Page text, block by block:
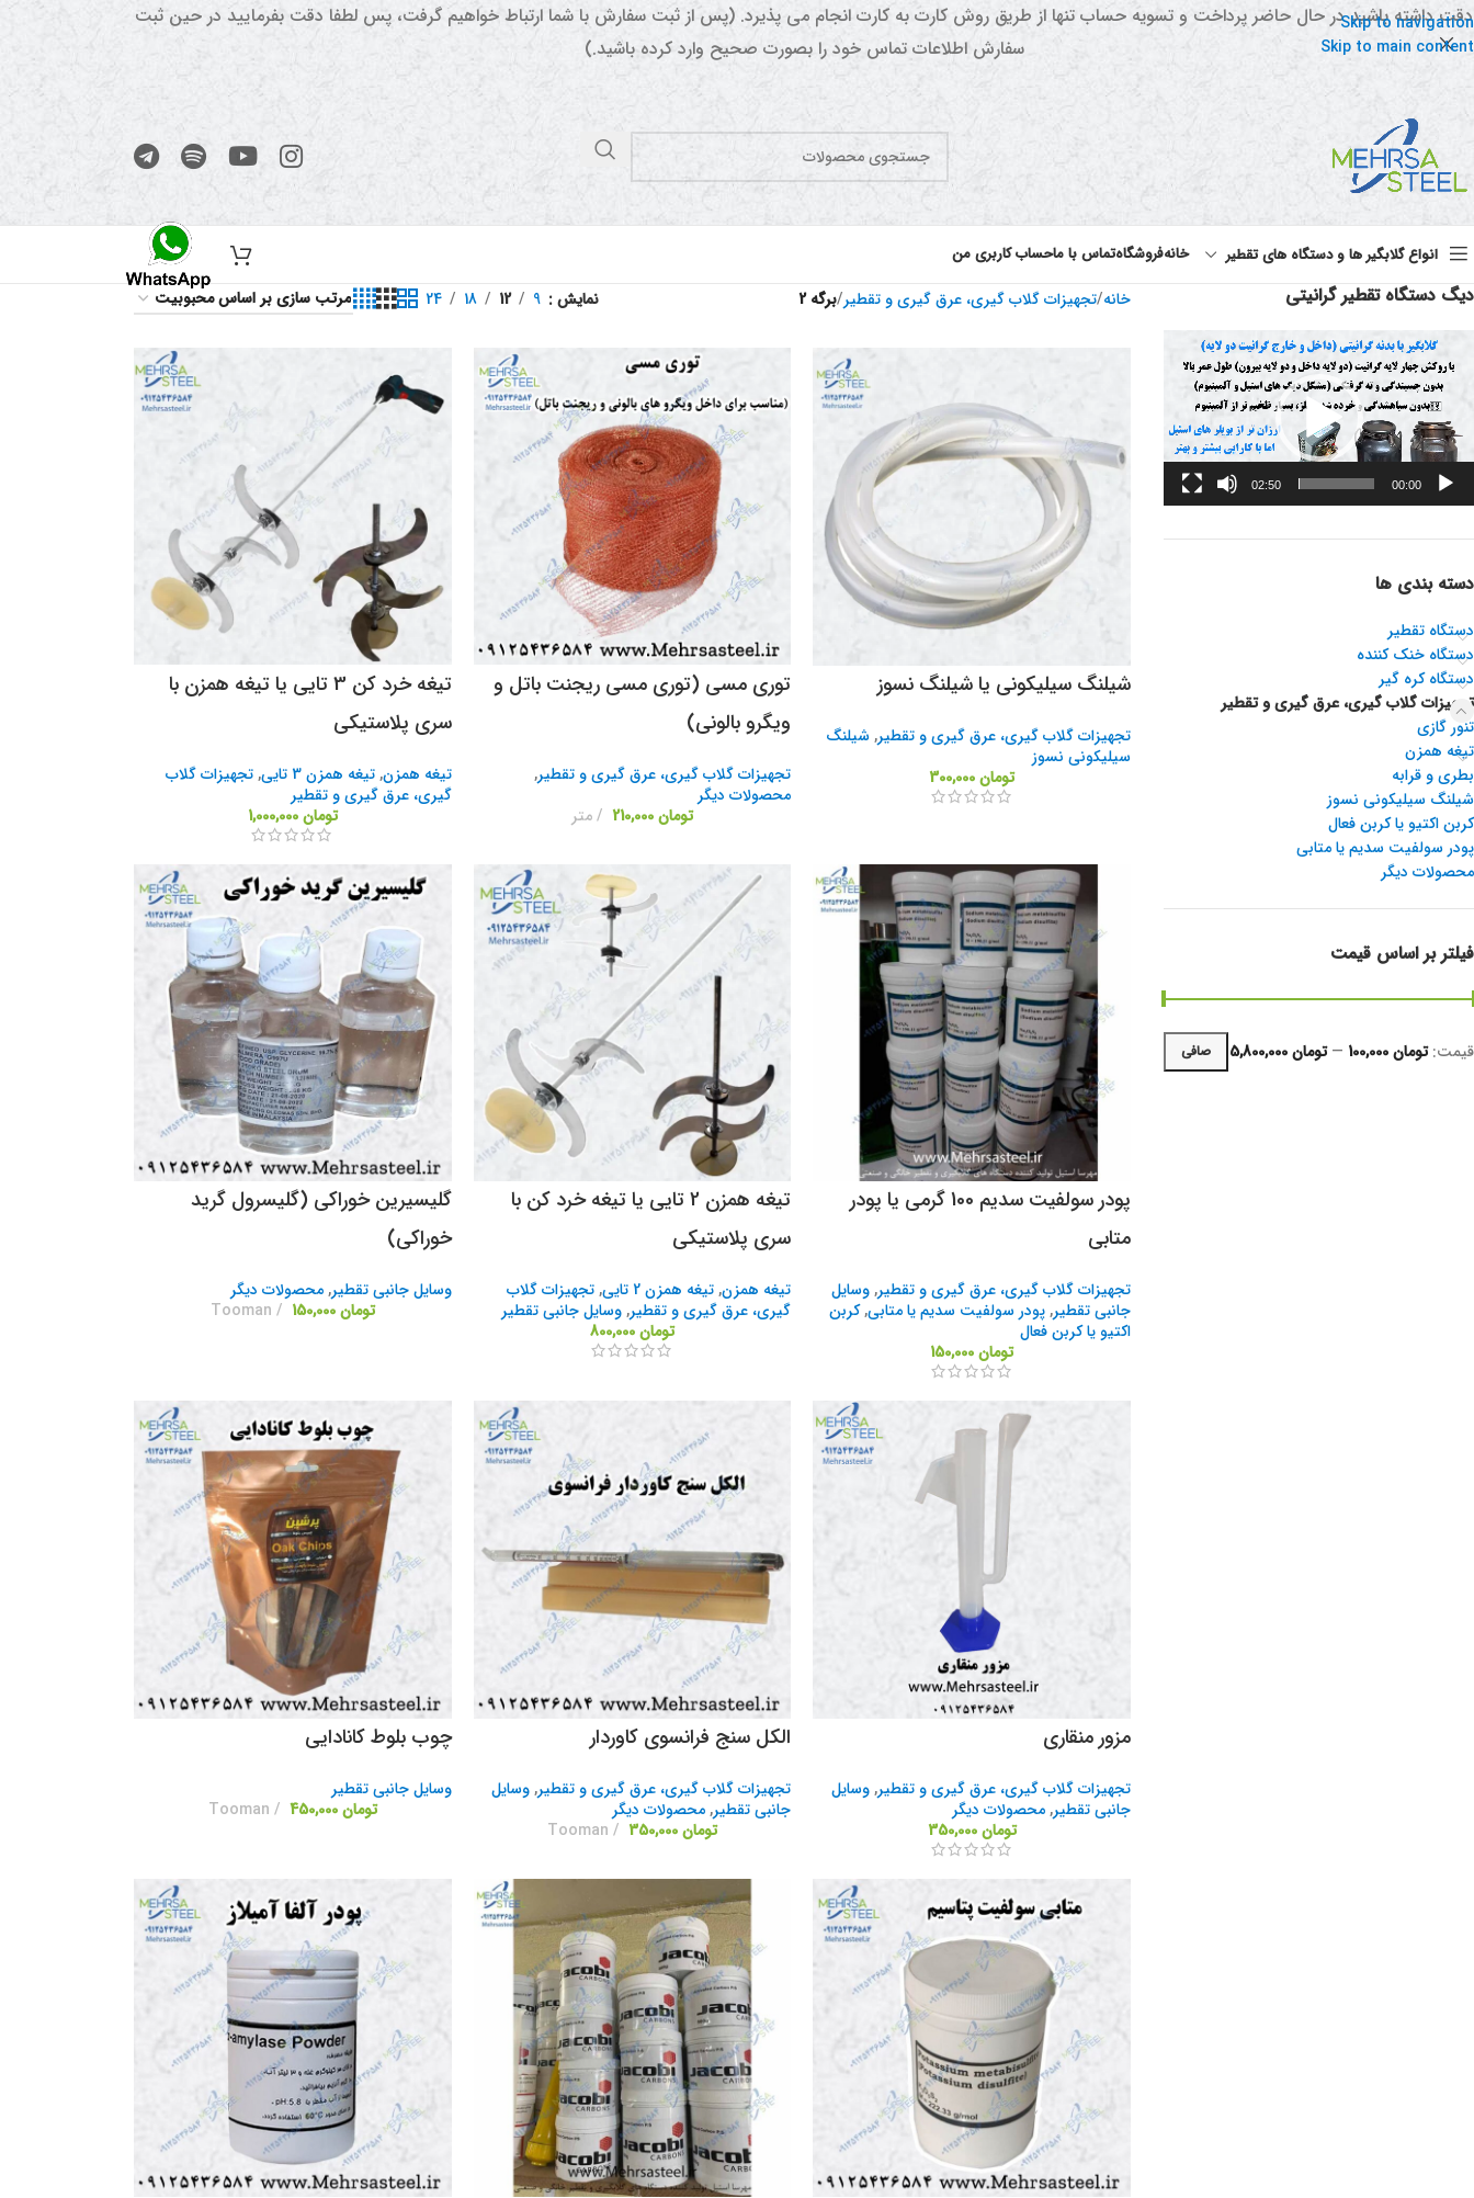
Skip to navigation
Skip to main content
دقت داشته باشید در حال حاضر پرداخت و تسویه حساب تنها از طریق روش کارت به کارت انجام می پذیرد. (پس از ثبت سفارش با شما ارتباط خواهیم گرفت، پس لطفا دقت بفرمایید در حین ثبت
سفارش اطلاعات تماس خود را بصورت صحیح وارد کرده باشید.)
انواع گلابگیر ها و دستگاه های تقطیر خانهفروشگاهتماس با ماحساب کاربری من
دیگ دستگاه تقطیر گرانیتی
نمایشگر
ویدیو
00:00
02:50
دسته بندی ها
دستگاه تقطیر
دستگاه خنک کننده
دستگاه کره گیر
تجهیزات گلاب گیری، عرق گیری و تقطیر
تنور گازی
تیغه همزن
بطری و قرابه
شیلنگ سیلیکونی نسوز
کربن اکتیو یا کربن فعال
پودر سولفیت سدیم یا متابی
محصولات دیگر
فیلتر بر اساس قیمت
صافی قيمت:تومان 100,000 —تومان 5,800,000
خانه/تجهیزات گلاب گیری، عرق گیری و تقطیر/برگه 2 نمایش 9
12
18
24
شیلنگ سیلیکونی یا شیلنگ نسوز
تجهیزات گلاب گیری، عرق گیری و تقطیر,شیلنگ
سیلیکونی نسوز
تومان300,000
توری مسی (توری مسی ریجنت باتل و
ویگرو بالونی)
تجهیزات گلاب گیری، عرق گیری و تقطیر,
محصولات دیگر
تومان210,000 متر
تیغه خرد کن 3 تایی یا تیغه همزن با
سری پلاستیکی
تیغه همزن,تیغه همزن 3 تایی ,تجهیزات گلاب
گیری، عرق گیری و تقطیر
تومان1,000,000
پودر سولفیت سدیم 100 گرمی یا پودر
متابی
تجهیزات گلاب گیری، عرق گیری و تقطیر,وسایل
جانبی تقطیر,پودر سولفیت سدیم یا متابی,کربن
اکتیو یا کربن فعال
تومان150,000
تیغه همزن 2 تایی یا تیغه خرد کن با
سری پلاستیکی
تیغه همزن,تیغه همزن 2 تایی ,تجهیزات گلاب
گیری، عرق گیری و تقطیر,وسایل جانبی تقطیر
تومان800,000
گلیسیرین خوراکی (گلیسرول گرید
خوراکی)
وسایل جانبی تقطیر,محصولات دیگر
تومان150,000
Tooman
مزور منقاری
تجهیزات گلاب گیری، عرق گیری و تقطیر,وسایل
جانبی تقطیر,محصولات دیگر
تومان350,000
الکل سنج فرانسوی کاوردار
تجهیزات گلاب گیری، عرق گیری و تقطیر,وسایل
جانبی تقطیر,محصولات دیگر
تومان350,000
Tooman
چوب بلوط کانادایی
وسایل جانبی تقطیر
تومان450,000
Tooman